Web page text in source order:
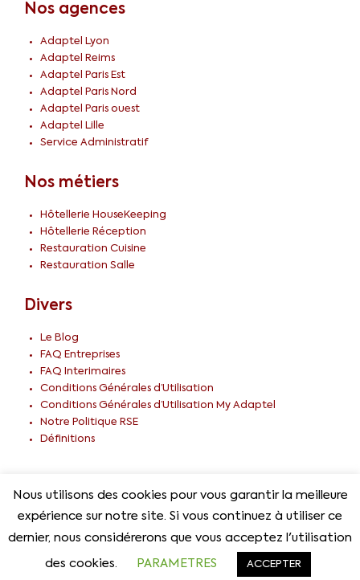
Nos agences
Adaptel Lyon
Adaptel Reims
Adaptel Paris Est
Adaptel Paris Nord
Adaptel Paris ouest
Adaptel Lille
Service Administratif
Nos métiers
Hôtellerie HouseKeeping
Hôtellerie Réception
Restauration Cuisine
Restauration Salle
Divers
Le Blog
FAQ Entreprises
FAQ Interimaires
Conditions Générales d’Utilisation
Conditions Générales d’Utilisation My Adaptel
Notre Politique RSE
Définitions
© 2026 Adaptel Tous droits réservés –CGU
Nous utilisons des cookies pour vous garantir la meilleure
expérience sur notre site. Si vous continuez à utiliser ce
dernier, nous considérerons que vous acceptez l'utilisation
des cookies. PARAMETRES ACCEPTER